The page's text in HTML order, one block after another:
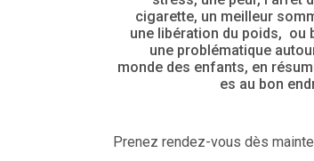
cigarette, un meilleur
une libération du poids, ou
une problématique
monde des enfants, en
es au bon
Prenez rendez-vous dès